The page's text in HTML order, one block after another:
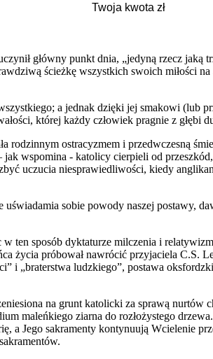
główny punkt dnia, „jedyną rzecz
ścieżkę wszystkich swoich miłości
a jednak dzięki jej smakowi (lub
której każdy człowiek pragnie z głębi
rodzinnym ostracyzmem i przedwczesną
wspomina - katolicy cierpieli od
uczucia niesprawiedliwości, kiedy
sobie powody naszej postawy,
ten sposób dyktaturze milczenia i
życia próbował nawrócić przyjaciela
i „braterstwa ludzkiego”, postawa
na grunt katolicki za sprawą
maleńkiego ziarna do rozłożystego
a Jego sakramenty kontynuują Wcielenie